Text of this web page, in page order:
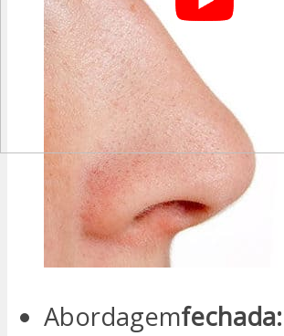
Abordagemfechada: